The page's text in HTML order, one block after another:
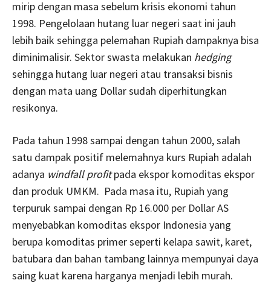
mirip dengan masa sebelum krisis ekonomi tahun
1998. Pengelolaan hutang luar negeri saat ini jauh
lebih baik sehingga pelemahan Rupiah dampaknya bisa
diminimalisir. Sektor swasta melakukan hedging
sehingga hutang luar negeri atau transaksi bisnis
dengan mata uang Dollar sudah diperhitungkan
resikonya.
Pada tahun 1998 sampai dengan tahun 2000, salah
satu dampak positif melemahnya kurs Rupiah adalah
adanya windfall profitpada ekspor komoditas ekspor
dan produk UMKM. Pada masa itu, Rupiah yang
terpuruk sampai dengan Rp 16.000 per Dollar AS
menyebabkan komoditas ekspor Indonesia yang
berupa komoditas primer seperti kelapa sawit, karet,
batubara dan bahan tambang lainnya mempunyai daya
saing kuat karena harganya menjadi lebih murah.